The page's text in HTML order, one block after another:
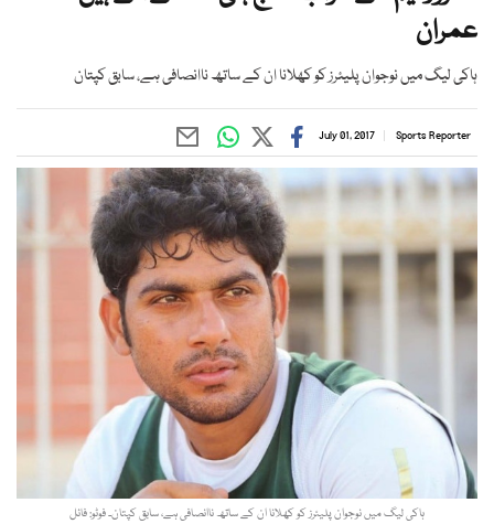
عمران
ہاکی لیگ میں نوجوان پلیئرز کو کھلانا ان کے ساتھ ناانصافی ہے، سابق کپتان
Sports Reporter
July 01, 2017
ہاکی لیگ میں نوجوان پلیئرز کو کھلانا ان کے ساتھ ناانصافی ہے، سابق کپتان۔ فوٹو: فائل